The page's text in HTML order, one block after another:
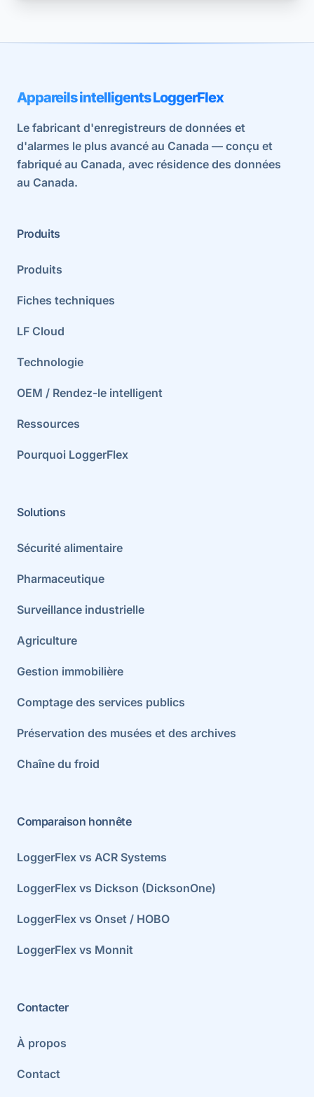
Appareils intelligents LoggerFlex
Le fabricant d'enregistreurs de données et
d'alarmes le plus avancé au Canada — conçu et
fabriqué au Canada, avec résidence des données
au Canada.
Produits
Produits
Fiches techniques
LF Cloud
Technologie
OEM / Rendez-le intelligent
Ressources
Pourquoi LoggerFlex
Solutions
Sécurité alimentaire
Pharmaceutique
Surveillance industrielle
Agriculture
Gestion immobilière
Comptage des services publics
Préservation des musées et des archives
Chaîne du froid
Comparaison honnête
LoggerFlex vs ACR Systems
LoggerFlex vs Dickson (DicksonOne)
LoggerFlex vs Onset / HOBO
LoggerFlex vs Monnit
Contacter
À propos
Contact